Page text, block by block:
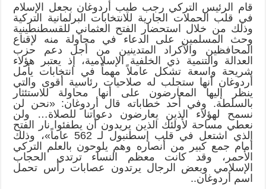
قام الرئيس التركي رجب طيب أردوغان بجعل الإسلام
في قلب الحملات الجارية للانتخابات البرلمانية التركية
وذلك من خلال استحضار الفتح العثماني للقسطنطينية
وحث المسلمين على الدعاء في محاولة منه لإقناع
المحافظين والأكراد المتدينين من أجل دعم حزب
العدالة والتنمية ذي الخلفية الإسلامية، إذ يعتبر هؤلاء
شريحة واسعة تشكل عاملاً مهماً في انتخابات يأمل
أردوغان أنها ستجلب له صلاحيات رئاسية أقوى والتي
ينظر إليها المعارضون على أنها محاولة للاستئثار
بالسلطة. وفي أحد خطاباته قال أردوغان: «نحن لن
نسمح لهؤلاء الذين يعارضون دعواتنا للصلاة… ولن
نعطي مساحة لأولئك الذين يريدون أن يطفئوا نار الفتح
الذي اشتعل في قلب إسطنبول لـ 562 عاماً»، وذلك
أمام جمع كبير من أنصاره وهم يلوحون بالعلم التركي
الأحمر، وقد كانت معظم النساء ترتدي الحجاب
الإسلامي وبعض الرجال يرتدون عصابات رأس تحمل
اسم أردوغان..